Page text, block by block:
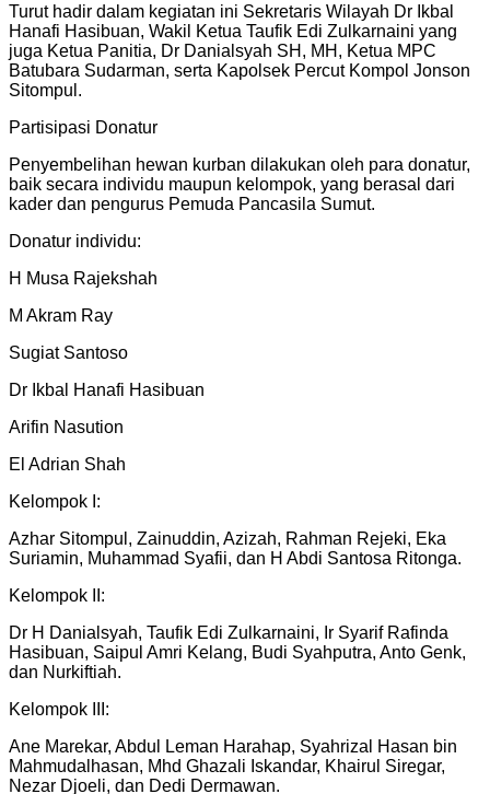
Turut hadir dalam kegiatan ini Sekretaris Wilayah Dr Ikbal
Hanafi Hasibuan, Wakil Ketua Taufik Edi Zulkarnaini yang
juga Ketua Panitia, Dr Danialsyah SH, MH, Ketua MPC
Batubara Sudarman, serta Kapolsek Percut Kompol Jonson
Sitompul.
Partisipasi Donatur
Penyembelihan hewan kurban dilakukan oleh para donatur,
baik secara individu maupun kelompok, yang berasal dari
kader dan pengurus Pemuda Pancasila Sumut.
Donatur individu:
H Musa Rajekshah
M Akram Ray
Sugiat Santoso
Dr Ikbal Hanafi Hasibuan
Arifin Nasution
El Adrian Shah
Kelompok I:
Azhar Sitompul, Zainuddin, Azizah, Rahman Rejeki, Eka
Suriamin, Muhammad Syafii, dan H Abdi Santosa Ritonga.
Kelompok II:
Dr H Danialsyah, Taufik Edi Zulkarnaini, Ir Syarif Rafinda
Hasibuan, Saipul Amri Kelang, Budi Syahputra, Anto Genk,
dan Nurkiftiah.
Kelompok III:
Ane Marekar, Abdul Leman Harahap, Syahrizal Hasan bin
Mahmudalhasan, Mhd Ghazali Iskandar, Khairul Siregar,
Nezar Djoeli, dan Dedi Dermawan.